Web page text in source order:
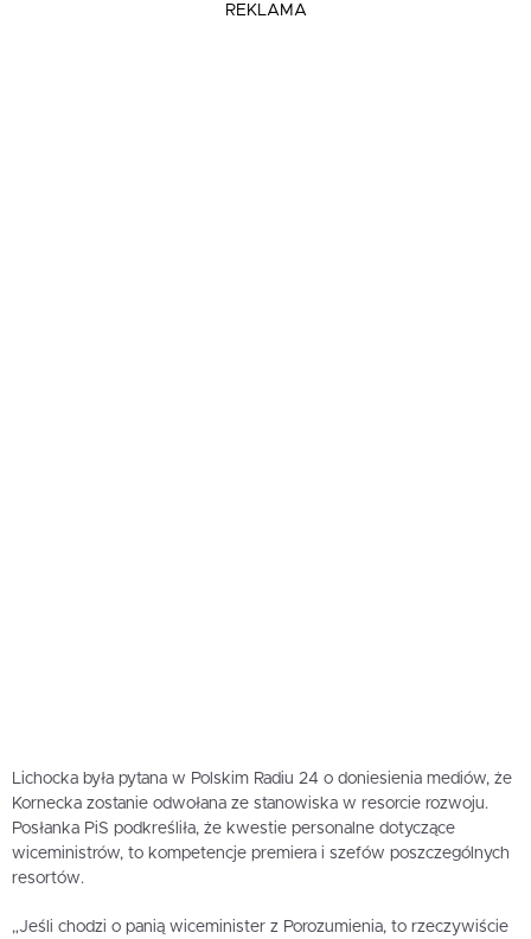
REKLAMA
Lichocka była pytana w Polskim Radiu 24 o doniesienia mediów, że
Kornecka zostanie odwołana ze stanowiska w resorcie rozwoju.
Posłanka PiS podkreśliła, że kwestie personalne dotyczące
wiceministrów, to kompetencje premiera i szefów poszczególnych
resortów.
„Jeśli chodzi o panią wiceminister z Porozumienia, to rzeczywiście